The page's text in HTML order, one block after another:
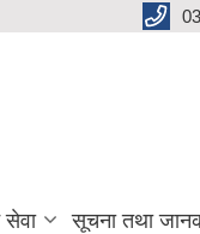
सूचना तथा